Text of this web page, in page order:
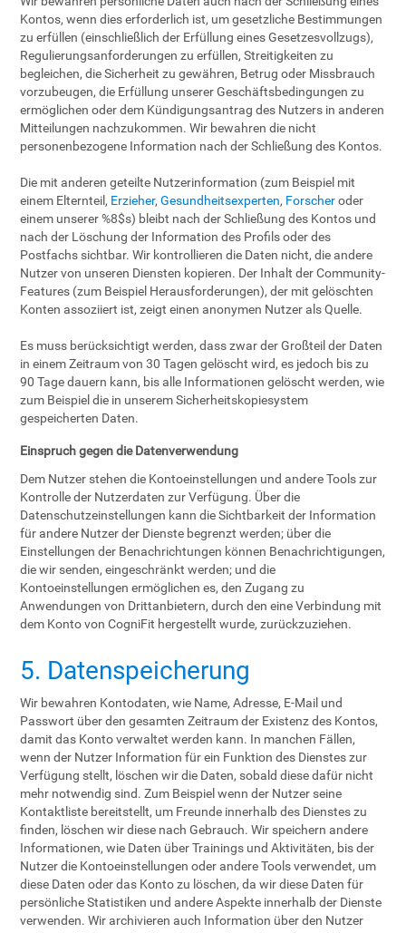
Kontos, wenn dies erforderlich ist, um gesetzliche Bestimmungen
zu erfüllen (einschließlich der Erfüllung eines Gesetzesvollzugs),
Regulierungsanforderungen zu erfüllen, Streitigkeiten zu
begleichen, die Sicherheit zu gewähren, Betrug oder Missbrauch
vorzubeugen, die Erfüllung unserer Geschäftsbedingungen zu
ermöglichen oder dem Kündigungsantrag des Nutzers in anderen
Mitteilungen nachzukommen. Wir bewahren die nicht
personenbezogene Information nach der Schließung des Kontos.
Die mit anderen geteilte Nutzerinformation (zum Beispiel mit
einem Elternteil, Erzieher,Gesundheitsexperten, Forscheroder
einem unserer %8$s) bleibt nach der Schließung des Kontos und
nach der Löschung der Information des Profils oder des
Postfachs sichtbar. Wir kontrollieren die Daten nicht, die andere
Nutzer von unseren Diensten kopieren. Der Inhalt der Community-
Features (zum Beispiel Herausforderungen), der mit gelöschten
Konten assoziiert ist, zeigt einen anonymen Nutzer als Quelle.
Es muss berücksichtigt werden, dass zwar der Großteil der Daten
in einem Zeitraum von 30 Tagen gelöscht wird, es jedoch bis zu
90 Tage dauern kann, bis alle Informationen gelöscht werden, wie
zum Beispiel die in unserem Sicherheitskopiesystem
gespeicherten Daten.
Einspruch gegen die Datenverwendung
Dem Nutzer stehen die Kontoeinstellungen und andere Tools zur
Kontrolle der Nutzerdaten zur Verfügung. Über die
Datenschutzeinstellungen kann die Sichtbarkeit der Information
für andere Nutzer der Dienste begrenzt werden; über die
Einstellungen der Benachrichtungen können Benachrichtigungen,
die wir senden, eingeschränkt werden; und die
Kontoeinstellungen ermöglichen es, den Zugang zu
Anwendungen von Drittanbietern, durch den eine Verbindung mit
dem Konto von CogniFit hergestellt wurde, zurückzuziehen.
5. Datenspeicherung
Wir bewahren Kontodaten, wie Name, Adresse, E-Mail und
Passwort über den gesamten Zeitraum der Existenz des Kontos,
damit das Konto verwaltet werden kann. In manchen Fällen,
wenn der Nutzer Information für ein Funktion des Dienstes zur
Verfügung stellt, löschen wir die Daten, sobald diese dafür nicht
mehr notwendig sind. Zum Beispiel wenn der Nutzer seine
Kontaktliste bereitstellt, um Freunde innerhalb des Dienstes zu
finden, löschen wir diese nach Gebrauch. Wir speichern andere
Informationen, wie Daten über Trainings und Aktivitäten, bis der
Nutzer die Kontoeinstellungen oder andere Tools verwendet, um
diese Daten oder das Konto zu löschen, da wir diese Daten für
persönliche Statistiken und andere Aspekte innerhalb der Dienste
verwenden. Wir archivieren auch Information über den Nutzer